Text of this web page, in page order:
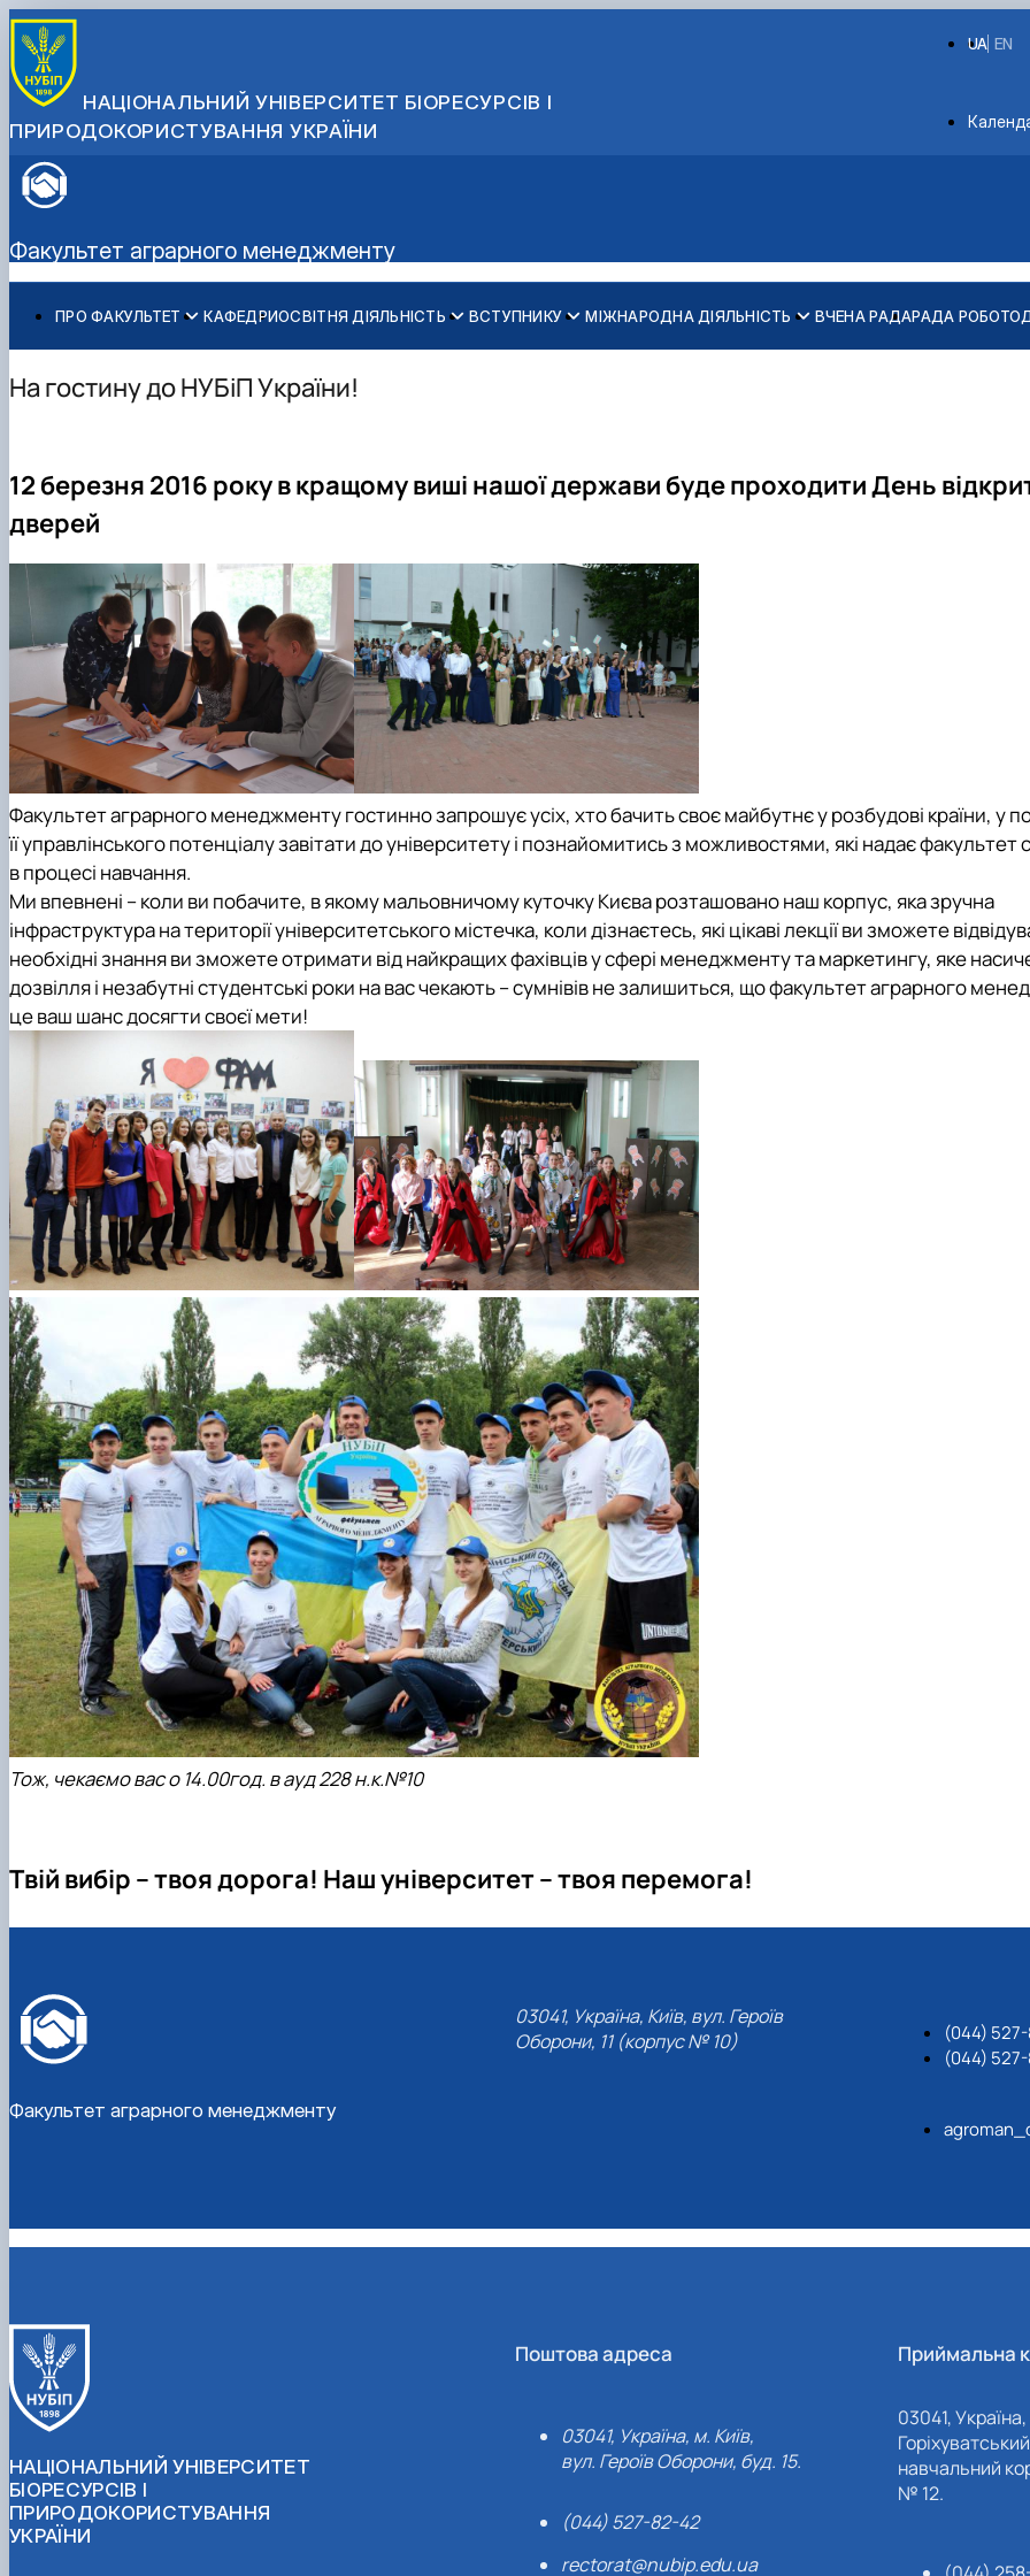
НАЦІОНАЛЬНИЙ УНІВЕРСИТЕТ БІОРЕСУРСІВ І
ПРИРОДОКОРИСТУВАННЯ УКРАЇНИ
EN
UA
Факультет аграрного менеджменту
ПРО ФАКУЛЬТЕТ
Історія факультету
Адміністрація факультету
КАФЕДРИОСВІТНЯ ДІЯЛЬНІСТЬ
Бакалаврат
Розклад
Практичне навчання
Виховна та спортивна робота
Стипендія
ВСТУПНИКУ
Загальна інформація
Магістр
МІЖНАРОДНА ДІЯЛЬНІСТЬ
Міжнародні партнери
Міжнародні програми з можливістю отримання подвійних дипломів (Double Degree Pr…
Англомовна магістратура/ English speaking MSc Program in Management
ВЧЕНА РАДАРАДА
На гостину до НУБіП України!
12 березня 2016 року в кращому виші нашої держави буде проходитиДень
дверей
Факультет аграрного менеджменту гостинно запрошує усіх, хто бачить своє майбутнє у розбудові країни, у
її управлінського потенціалу завітати до університету і познайомитись з можливостями, які надає факультет
в процесі навчання.
Ми впевнені – коли ви побачите, в якому мальовничому куточку Києва розташовано наш корпус, яка зручна
інфраструктура на території університетського містечка, коли дізнаєтесь, які цікаві лекції ви зможете
необхідні знання ви зможете отримати від найкращих фахівців у сфері менеджменту та маркетингу, яке
дозвілля і незабутні студентські роки на вас чекають – сумнівів не залишиться, що факультет аграрного
це ваш шанс досягти своєї мети!
Тож, чекаємо вас о 14.00год. в ауд 228 н.к.№10
Твій вибір – твоя дорога! Наш університет – твоя перемога!
Факультет аграрного менеджменту
03041, Україна, Київ, вул. Героїв
Оборони, 11 (корпус № 10)
(044)
(044)
НАЦІОНАЛЬНИЙ УНІВЕРСИТЕТ
БІОРЕСУРСІВ І
ПРИРОДОКОРИСТУВАННЯ
УКРАЇНИ
Поштова адреса
03041, Україна, м. Київ,
вул. Героїв Оборони, буд. 15.
(044) 527-82-42
rectorat@nubip.edu.ua
Приймальна
03041,
навчальний
№ 12.